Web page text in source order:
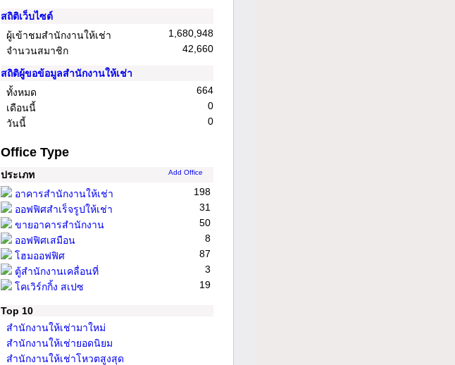
สถิติเว็บไซต์
ผู้เข้าชมสำนักงานให้เช่า
1,680,948
จำนวนสมาชิก
42,660
สถิติผู้ขอข้อมูลสำนักงานให้เช่า
ทั้งหมด
664
เดือนนี้
0
วันนี้
0
Office Type
ประเภท Add Office
อาคารสำนักงานให้เช่า
198
ออฟฟิศสำเร็จรูปให้เช่า
31
ขายอาคารสำนักงาน
50
ออฟฟิศเสมือน
8
โฮมออฟฟิศ
87
ตู้สำนักงานเคลื่อนที่
3
โคเวิร์กกิ้ง สเปซ
19
Top 10
สำนักงานให้เช่ามาใหม่
สำนักงานให้เช่ายอดนิยม
สำนักงานให้เช่าโหวตสูงสุด